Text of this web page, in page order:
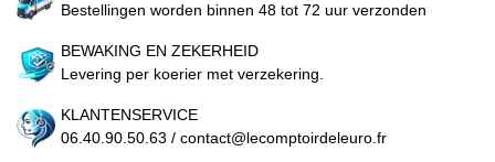
Bestellingen worden binnen 48 tot 72 uur verzonden
BEWAKING EN ZEKERHEID
Levering per koerier met verzekering.
KLANTENSERVICE
06.40.90.50.63 / contact@lecomptoirdeleuro.fr